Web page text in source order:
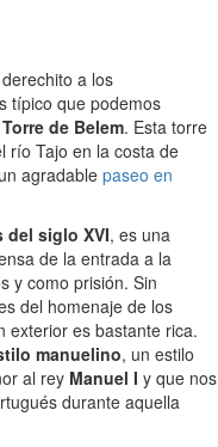
a los
típico que podemos
Torre de Belem. Esta torre
río Tajo en la costa de
agradable paseo en
del siglo XVI, es una
de la entrada a la
y como prisión. Sin
del homenaje de los
exterior es bastante rica.
manuelino, un estilo
al rey Manuel I y que nos
durante aquella